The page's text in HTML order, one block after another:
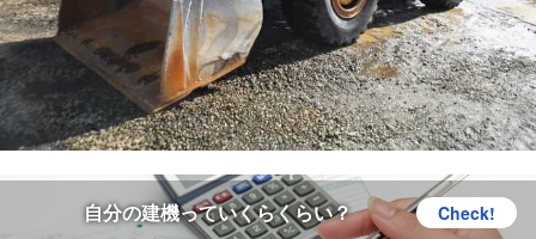
自分の建機っていくらくらい？ Check!